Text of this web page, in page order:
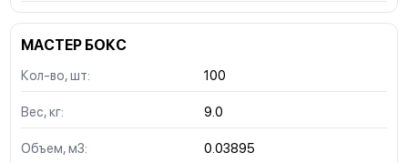
МАСТЕР БОКС
Кол-во, шт: 100
Вес, кг: 9.0
Объем, м3: 0.03895